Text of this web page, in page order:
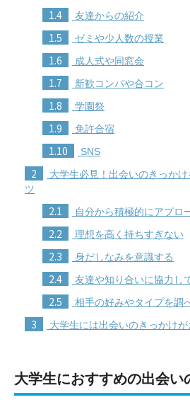
1.4 友達からの紹介
1.5 ゼミや少人数の授業
1.6 成人式や同窓会
1.7 新歓コンパや合コン
1.8 学園祭
1.9 免許合宿
1.10 SNS
2
大学生必見！出会いのきっか
ツ
2.1 自分から積極的にアプロ
2.2 理想を高く持ちすぎない
2.3 身だしなみを意識する
2.4 友達や知り合いに協力し
2.5 相手の好みやタイプを調
3 大学生には出会いのきっかけ
大学生におすすめの出会い